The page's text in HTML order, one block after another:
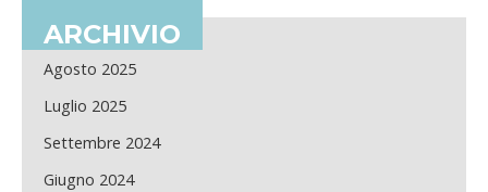
ARCHIVIO
Agosto 2025
Luglio 2025
Settembre 2024
Giugno 2024